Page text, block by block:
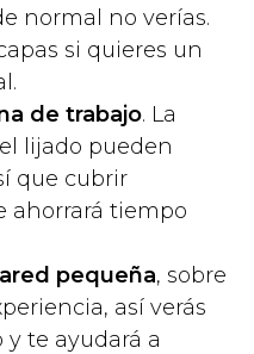
normal no verías.
si quieres un
de trabajo. La
lijado pueden
que cubrir
ahorrará tiempo
pequeña, sobre
así verás
te ayudará a